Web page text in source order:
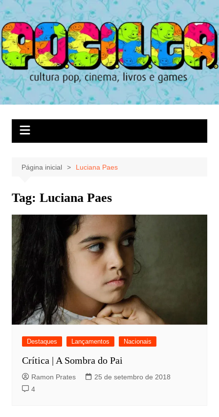
Ir
para
o
conteúdo
Página inicial Luciana Paes
Tag: Luciana Paes
Destaques Lançamentos Nacionais
Crítica | A Sombra do Pai
Ramon Prates
25 de setembro de 2018
4